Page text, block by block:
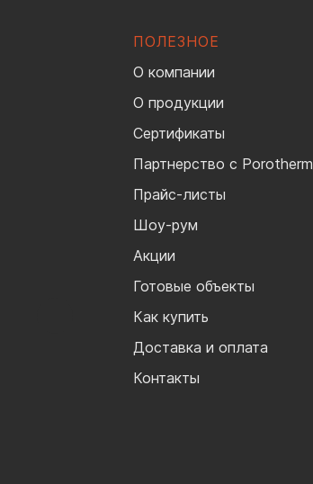
ПОЛЕЗНОЕ
О компании
О продукции
Сертификаты
Партнерство с Porotherm
Прайс-листы
Шоу-рум
Акции
Готовые объекты
Как купить
Доставка и оплата
Контакты